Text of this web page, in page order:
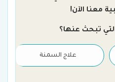
معنا الآن!
تبحث عنها؟
علاج السمنة